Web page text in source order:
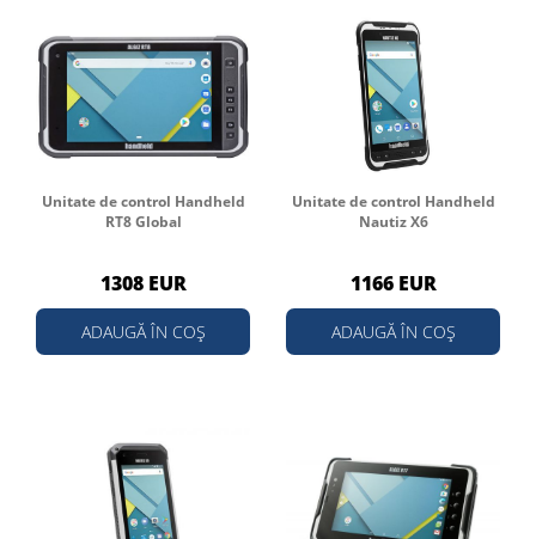
Unitate de control Handheld
RT8 Global
1308 EUR
ADAUGĂ ÎN COȘ
Unitate de control Handheld
Nautiz X6
1166 EUR
ADAUGĂ ÎN COȘ